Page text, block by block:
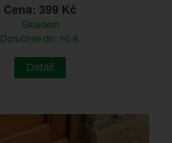
Cena: 399 Kč
Skladem
Doručíme do: 10.8.
Detail